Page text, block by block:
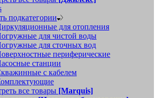
подкатегории
для отопления
для чистой воды
для сточных вод
периферические
станции
с кабелем
все товары [Marquis]